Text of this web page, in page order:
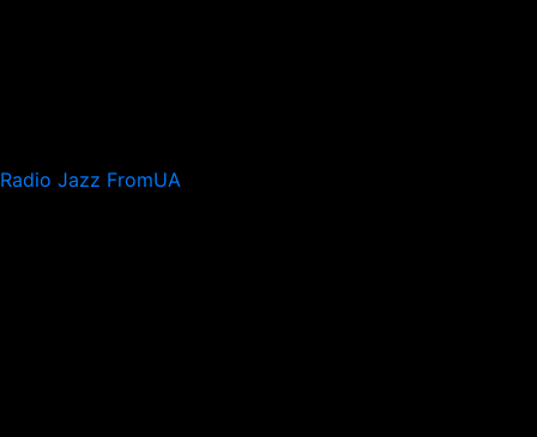
Radio Jazz FromUA